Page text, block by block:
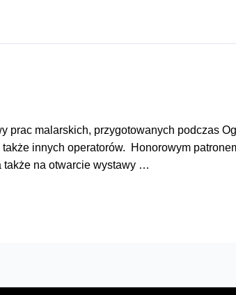
prac malarskich, przygotowanych podczas
innych operatorów. Honorowym
także na otwarcie wystawy …